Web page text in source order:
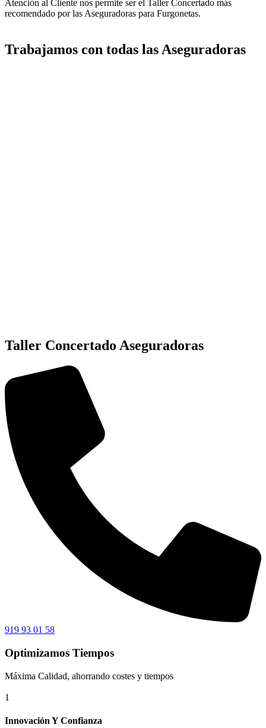
Atención al Cliente nos permite ser el Taller Concertado más
recomendado por las Aseguradoras para Furgonetas.
Trabajamos con todas las Aseguradoras
Taller Concertado Aseguradoras
919 93 01 58
Optimizamos Tiempos
Máxima Calidad, ahorrando costes y tiempos
1
Innovación Y Confianza